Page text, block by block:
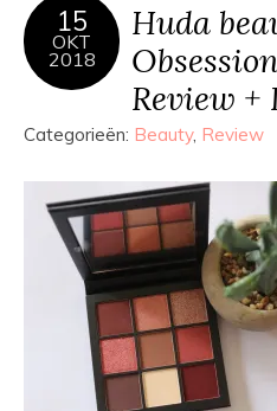
15
OKT
2018
Huda
Review +
Categorieën: Beauty, Review